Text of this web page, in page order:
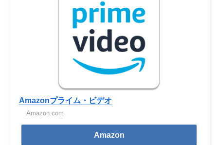
Amazonプライム・ビデオ
Amazon.com
Amazon